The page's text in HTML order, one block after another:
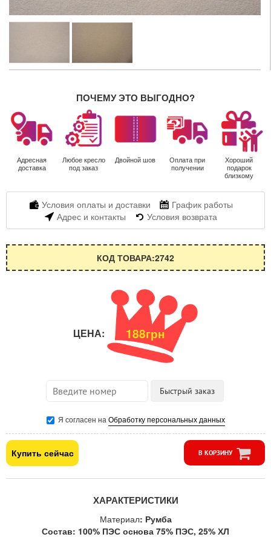
ПОЧЕМУ ЭТО ВЫГОДНО?
Адресная
доставка
Любое кресло
под заказ
Двойной шов
Оплата при
получении
Хороший
подарок
близкому
Условия оплаты и доставки
График работы
Адрес и контакты
Условия возврата
КОД ТОВАРА:2742
ЦЕНА: 188грн
Я согласен на Обработку персональных данных
Купить сейчас В КОРЗИНУ
ХАРАКТЕРИСТИКИ
Материал: Румба
Состав: 100% ПЭС основа 75% ПЭС, 25% ХЛ